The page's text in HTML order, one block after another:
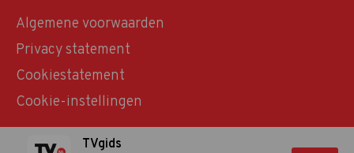
Algemene voorwaarden
Privacy statement
Cookiestatement
Cookie-instellingen
TVgids